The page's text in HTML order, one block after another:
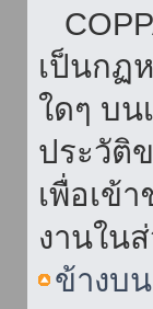
เป็นกฏ
ใดๆ บน
ประวัติ
เพื่อเข้
งานใน
ข้างบน